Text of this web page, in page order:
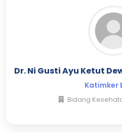
Dr. Ni Gusti Ayu Ketut
Katimker
Bidang